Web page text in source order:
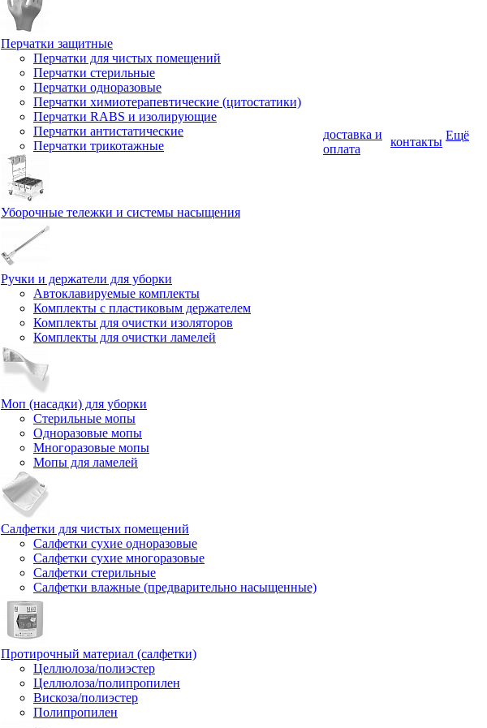
Перчатки защитные
Перчатки для чистых помещений
Перчатки стерильные
Перчатки одноразовые
Перчатки химиотерапевтические (цитостатики)
Перчатки RABS и изолирующие
Перчатки антистатические
Перчатки трикотажные
Уборочные тележки и системы насыщения
Ручки и держатели для уборки
Автоклавируемые комплекты
Комплекты с пластиковым держателем
Комплекты для очистки изоляторов
Комплекты для очистки ламелей
Моп (насадки) для уборки
Стерильные мопы
Одноразовые мопы
Многоразовые мопы
Мопы для ламелей
Салфетки для чистых помещений
Салфетки сухие одноразовые
Салфетки сухие многоразовые
Салфетки стерильные
Салфетки влажные (предварительно насыщенные)
Протирочный материал (салфетки)
Целлюлоза/полиэстер
Целлюлоза/полипропилен
Вискоза/полиэстер
Полипропилен
доставка и
оплата
контакты Ещё